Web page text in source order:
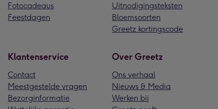
Fotocadeaus
Feestdagen
Uitnodigingsteksten
Bloemsoorten
Greetz kortingscode
Klantenservice
Contact
Meestgestelde vragen
Bezorginformatie
Over Greetz
Ons verhaal
Nieuws & Media
Werken bij